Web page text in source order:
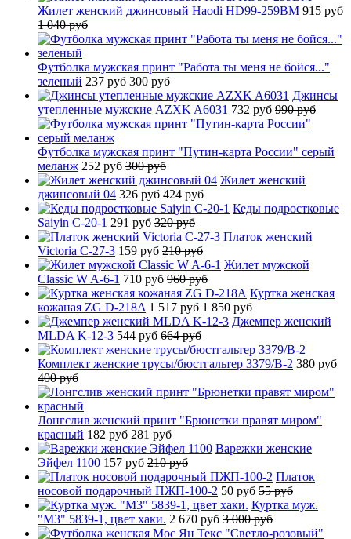
Жилет женский джинсовый Haodi HD99-259BM 915 руб
1 040 руб
Футболка мужская принт "Работа ты меня не бойся..."
зеленый 237 руб 300 руб
Джинсы
утепленные мужские AZXK A6031 732 руб 990 руб
Футболка мужская принт "Путин-карта России" серый
меланж 252 руб 300 руб
Жилет женский
джинсовый 04 326 руб 424 руб
Кеды подростковые
Saiyin C-20-1 291 руб 320 руб
Платок женский
Victoria C-27-3 159 руб 210 руб
Жилет мужской
Classic W A-6-1 710 руб 960 руб
Куртка женская
кожаная ZG D-218A 1 517 руб 1 850 руб
Джемпер женский
MLDA K-12-3 544 руб 664 руб
Комплект женские трусы/бюстгальтер 3379/B-2 380 руб
400 руб
Лонгслив женский принт "Брюнетки правят миром"
красный 182 руб 281 руб
Варежки женские
Эйфел 1100 157 руб 210 руб
Платок
носовой подарочный ПЖП-100-2 50 руб 55 руб
Куртка муж.
"М3" 5839-1, цвет хаки. 2 670 руб 3 000 руб